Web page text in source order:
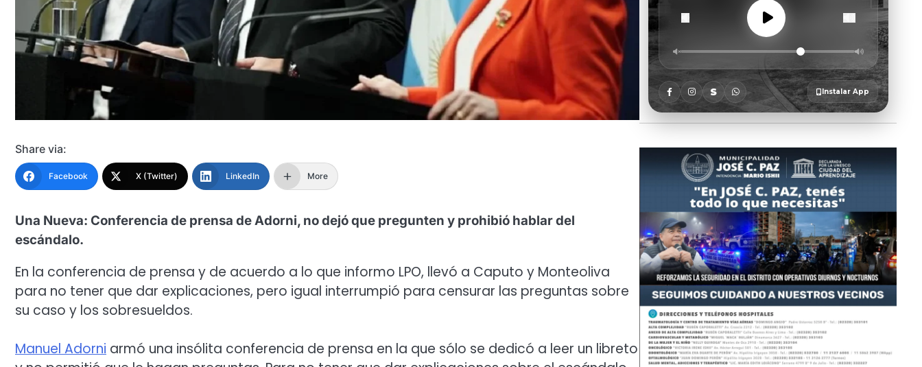
Share via:
Facebook X (Twitter) LinkedIn More
Una Nueva: Conferencia de prensa de Adorni, no dejó que pregunten y prohibió hablar del
escándalo.
En la conferencia de prensa y de acuerdo a lo que informo LPO, llevó a Caputo y Monteoliva
para no tener que dar explicaciones, pero igual interrumpió para censurar las preguntas sobre
su caso y los sobresueldos.
Manuel Adorni armó una insólita conferencia de prensa en la que sólo se dedicó a leer un libreto